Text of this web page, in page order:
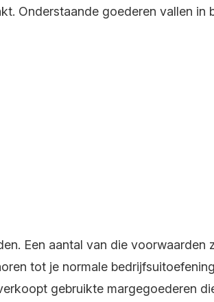
Onderstaande goederen vallen in
Een aantal van die voorwaarden
tot je normale
gebruikte margegoederen